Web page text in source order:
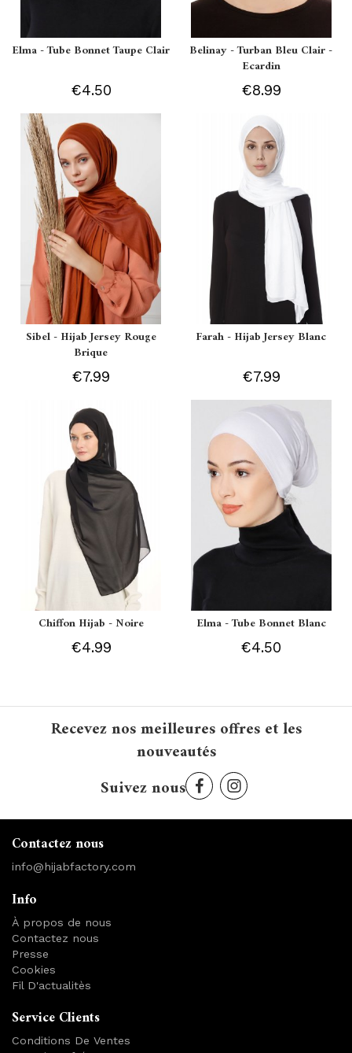
Elma - Tube Bonnet Taupe Clair
€4.50
Belinay - Turban Bleu Clair -
Ecardin
€8.99
Sibel - Hijab Jersey Rouge
Brique
€7.99
Farah - Hijab Jersey Blanc
€7.99
Chiffon Hijab - Noire
€4.99
Elma - Tube Bonnet Blanc
€4.50
Recevez nos meilleures offres et les
nouveautés
Suivez nous
Contactez nous
info@hijabfactory.com
Info
À propos de nous
Contactez nous
Presse
Cookies
Fil D'actualitès
Service Clients
Conditions De Ventes